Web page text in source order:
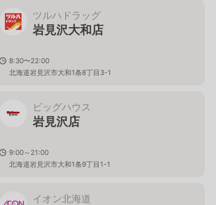
ツルハドラッグ
岩見沢大和店
8:30〜22:00
北海道岩見沢市大和1条8丁目3-1
ビッグハウス
岩見沢店
9:00～21:00
北海道岩見沢市大和1条9丁目1-1
イオン北海道